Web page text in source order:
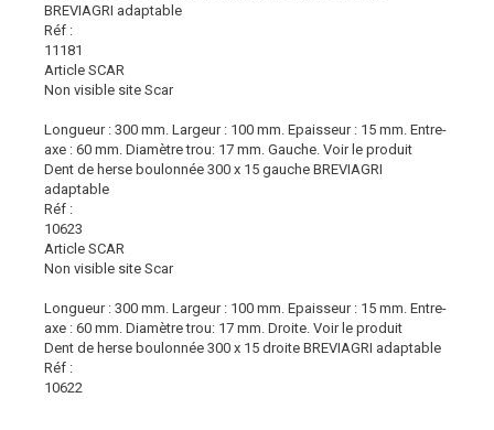
BREVIAGRI adaptable
Réf :
11181
Article SCAR
Non visible site Scar
Longueur : 300 mm. Largeur : 100 mm. Epaisseur : 15 mm. Entre-
axe : 60 mm. Diamètre trou: 17 mm. Gauche. Voir le produit
Dent de herse boulonnée 300 x 15 gauche BREVIAGRI
adaptable
Réf :
10623
Article SCAR
Non visible site Scar
Longueur : 300 mm. Largeur : 100 mm. Epaisseur : 15 mm. Entre-
axe : 60 mm. Diamètre trou: 17 mm. Droite. Voir le produit
Dent de herse boulonnée 300 x 15 droite BREVIAGRI adaptable
Réf :
10622